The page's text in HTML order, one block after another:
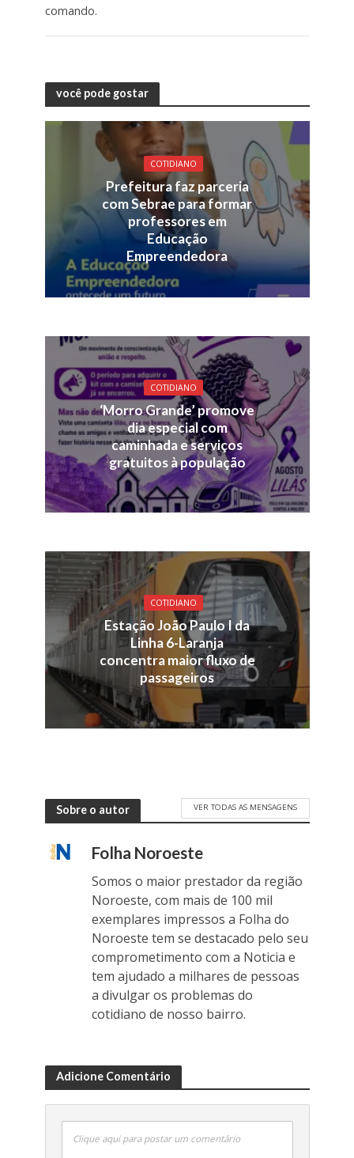
comando.
você pode gostar
COTIDIANO
Prefeitura faz parceria
com Sebrae para formar
professores em
Educação
Empreendedora
COTIDIANO
‘Morro Grande’ promove
dia especial com
caminhada e serviços
gratuitos à população
COTIDIANO
Estação João Paulo I da
Linha 6-Laranja
concentra maior fluxo de
passageiros
Sobre o autor VER TODAS AS MENSAGENS
Folha Noroeste
Somos o maior prestador da região
Noroeste, com mais de 100 mil
exemplares impressos a Folha do
Noroeste tem se destacado pelo seu
comprometimento com a Noticia e
tem ajudado a milhares de pessoas
a divulgar os problemas do
cotidiano de nosso bairro.
Adicione Comentário
Clique aqui para postar um comentário